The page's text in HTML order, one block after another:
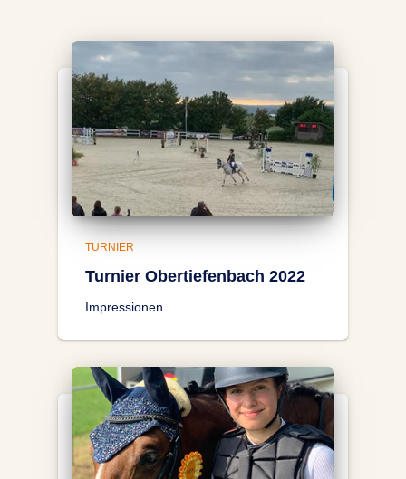
TURNIER
Turnier Obertiefenbach 2022
Impressionen